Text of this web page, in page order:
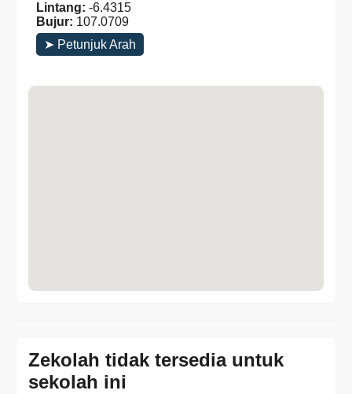
Lintang: -6.4315
Bujur: 107.0709
➤ Petunjuk Arah
Zekolah tidak tersedia untuk
sekolah ini